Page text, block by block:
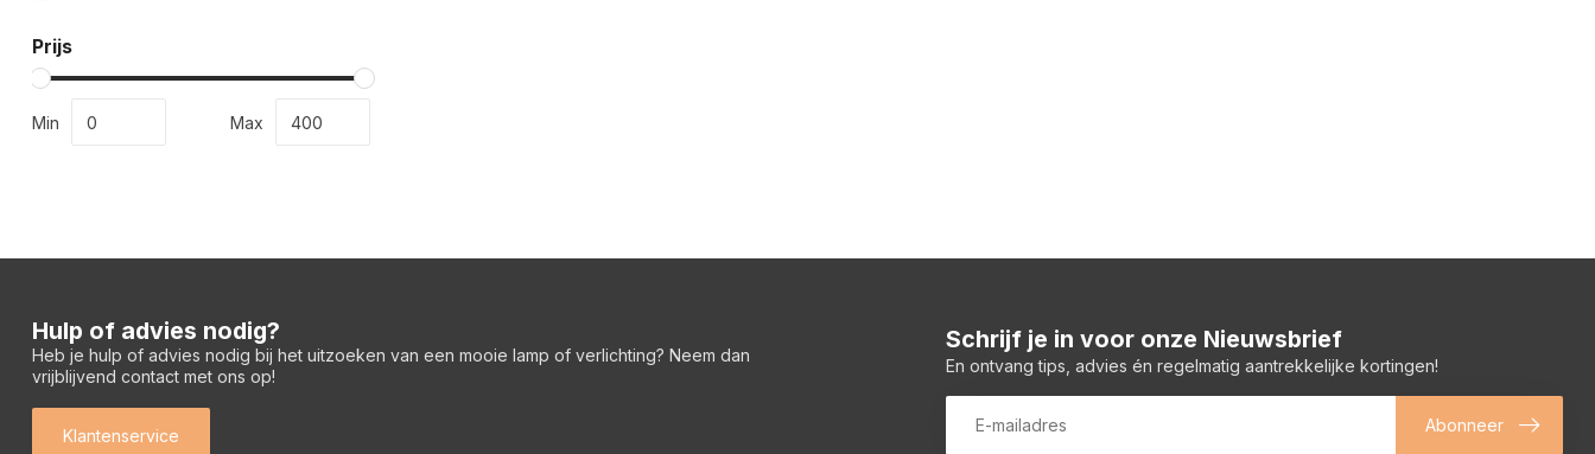
Prijs
Min Max
Hulp of advies nodig?
Heb je hulp of advies nodig bij het uitzoeken van een mooie lamp of verlichting? Neem dan
vrijblijvend contact met ons op!
Klantenservice
Schrijf je in voor onze Nieuwsbrief
En ontvang tips, advies én regelmatig aantrekkelijke kortingen!
Abonneer